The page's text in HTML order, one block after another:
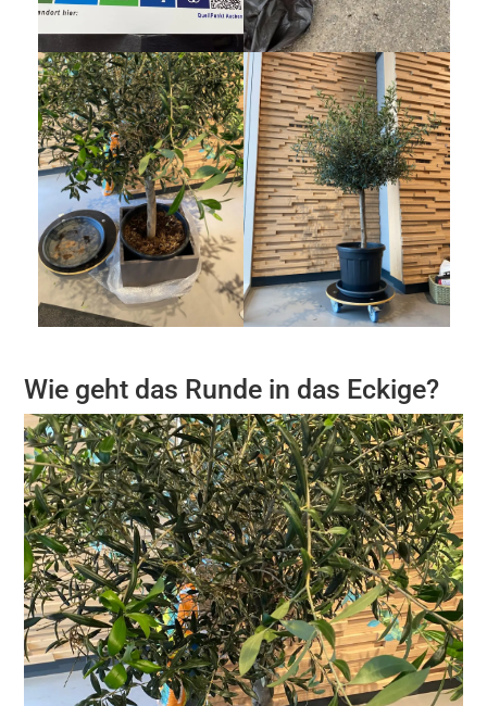
Wie geht das Runde in das Eckige?